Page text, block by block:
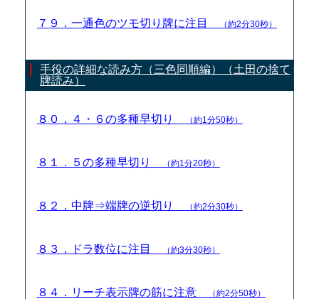
７９．一通色のツモ切り牌に注目 （約2分30秒）
手役の詳細な読み方（三色同順編）（土田の捨て
牌読み）
８０．４・６の多種早切り （約1分50秒）
８１．５の多種早切り （約1分20秒）
８２．中牌⇒端牌の逆切り （約2分30秒）
８３．ドラ数位に注目 （約3分30秒）
８４．リーチ表示牌の筋に注意 （約2分50秒）